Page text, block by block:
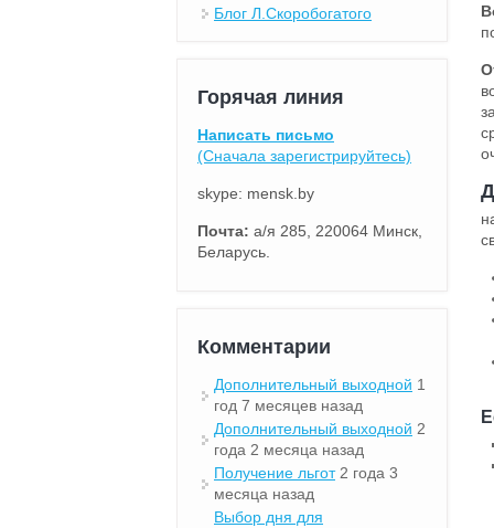
Блог Л.Скоробогатого
Горячая линия
Написать письмо
(Сначала зарегистрируйтесь)
skype: mensk.by
Почта: а/я 285, 220064 Минск,
Беларусь.
Комментарии
Дополнительный выходной 1
год 7 месяцев назад
Дополнительный выходной 2
года 2 месяца назад
Получение льгот 2 года 3
месяца назад
Выбор дня для